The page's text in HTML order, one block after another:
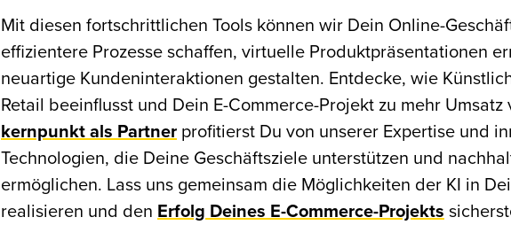
Mit diesen fortschrittlichen Tools können wir Dein Online-
effizientere Prozesse schaffen, virtuelle Produktpräsentationen
neuartige Kundeninteraktionen gestalten. Entdecke, wie
Retail beeinflusst und Dein E-Commerce-Projekt zu mehr
kernpunkt als Partner profitierst Du von unserer Expertise und
Technologien, die Deine Geschäftsziele unterstützen und
ermöglichen. Lass uns gemeinsam die Möglichkeiten der KI in
realisieren und den Erfolg Deines E-Commerce-Projekts